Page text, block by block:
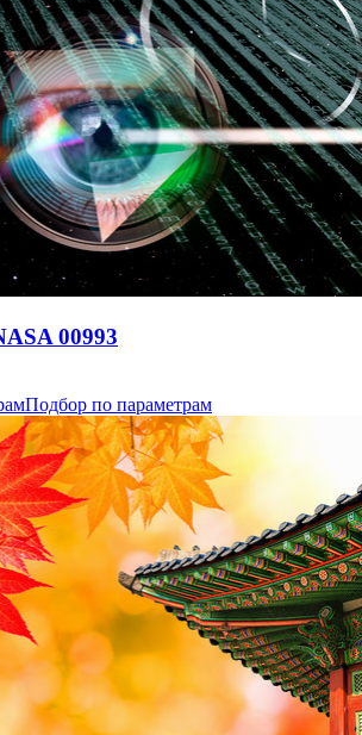
00993
Подбор по параметрам